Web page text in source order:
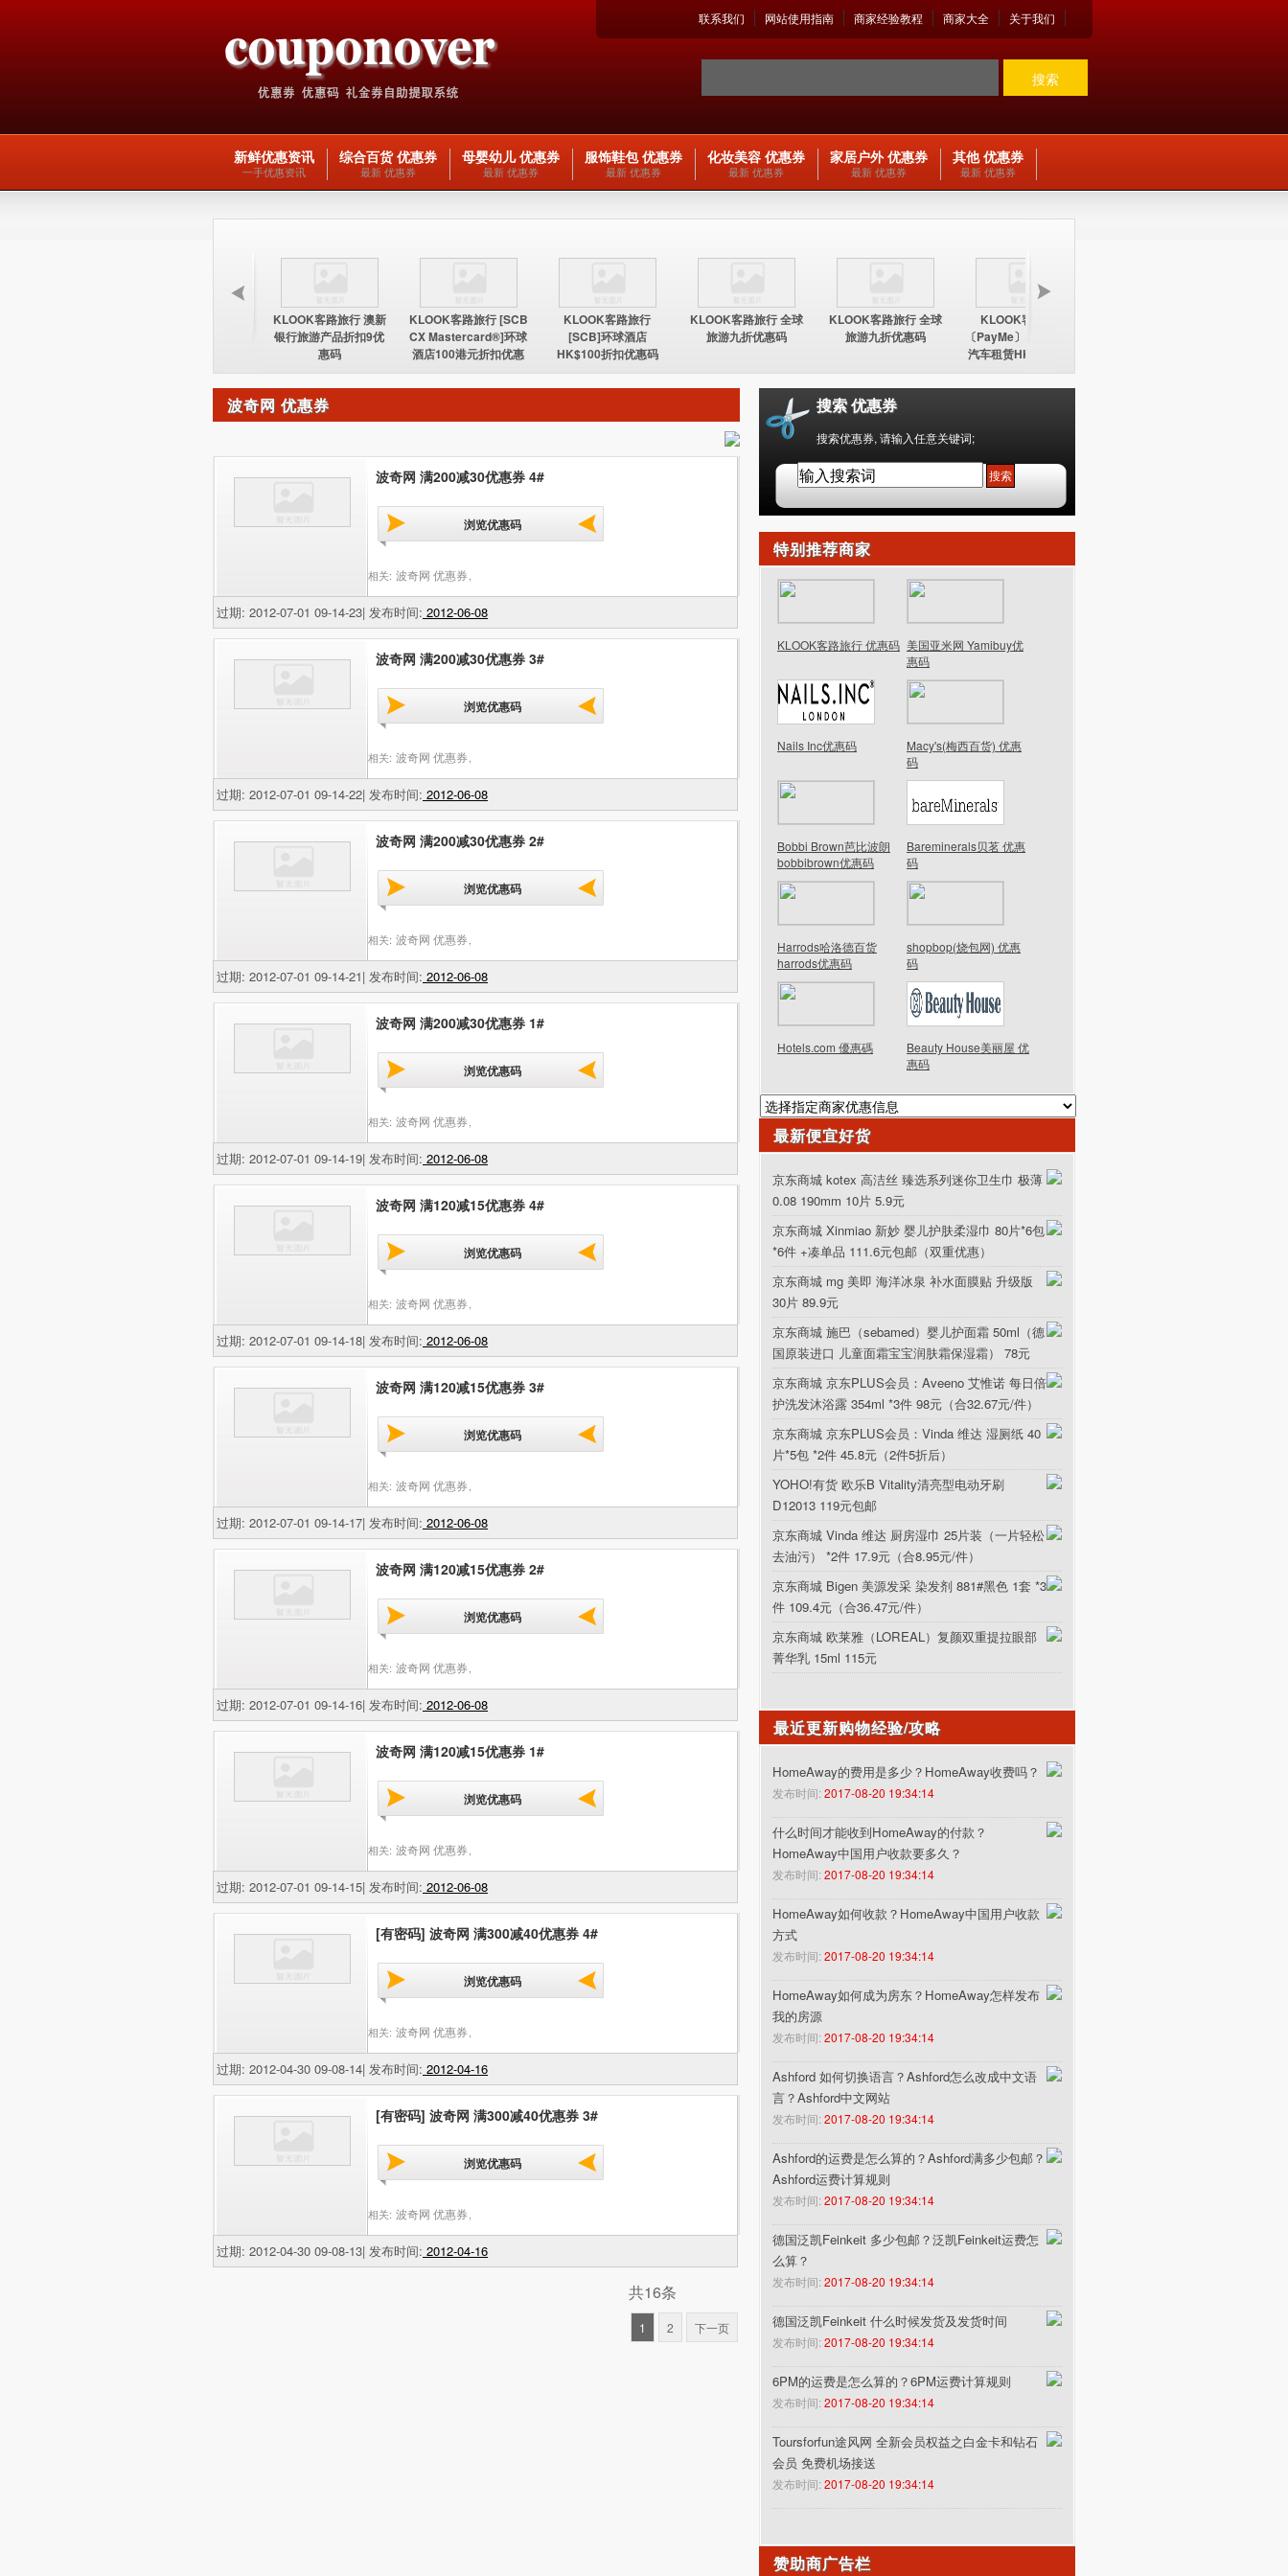
关于我们
商家大全
商家经验教程
网站使用指南
联系我们
搜索
新鲜优惠资讯
一手优惠资讯
综合百货 优惠券
最新 优惠券
母婴幼儿 优惠券
最新 优惠券
服饰鞋包 优惠券
最新 优惠券
化妆美容 优惠券
最新 优惠券
家居户外 优惠券
最新 优惠券
其他 优惠券
最新 优惠券
KLOOK客路旅行 澳新
银行旅游产品折扣9优
惠码
KLOOK客路旅行 [SCB
CX Mastercard®]环球
酒店100港元折扣优惠
码
KLOOK客路旅行
[SCB]环球酒店
HK$100折扣优惠码
KLOOK客路旅行 全球
旅游九折优惠码
KLOOK客路旅行 全球
旅游九折优惠码
KLOOK客路旅行
〔PayMe〕环球酒店及
汽车租赁HK$100折扣
优惠码
波奇网 优惠券
波奇网 满200减30优惠券 4#
浏览优惠码
相关: 波奇网 优惠券
过期: 2012-07-01 09-14-23| 发布时间: 2012-06-08
波奇网 满200减30优惠券 3#
浏览优惠码
相关: 波奇网 优惠券
过期: 2012-07-01 09-14-22| 发布时间: 2012-06-08
波奇网 满200减30优惠券 2#
浏览优惠码
相关: 波奇网 优惠券
过期: 2012-07-01 09-14-21| 发布时间: 2012-06-08
波奇网 满200减30优惠券 1#
浏览优惠码
相关: 波奇网 优惠券
过期: 2012-07-01 09-14-19| 发布时间: 2012-06-08
波奇网 满120减15优惠券 4#
浏览优惠码
相关: 波奇网 优惠券
过期: 2012-07-01 09-14-18| 发布时间: 2012-06-08
波奇网 满120减15优惠券 3#
浏览优惠码
相关: 波奇网 优惠券
过期: 2012-07-01 09-14-17| 发布时间: 2012-06-08
波奇网 满120减15优惠券 2#
浏览优惠码
相关: 波奇网 优惠券
过期: 2012-07-01 09-14-16| 发布时间: 2012-06-08
波奇网 满120减15优惠券 1#
浏览优惠码
相关: 波奇网 优惠券
过期: 2012-07-01 09-14-15| 发布时间: 2012-06-08
[有密码] 波奇网 满300减40优惠券 4#
浏览优惠码
相关: 波奇网 优惠券
过期: 2012-04-30 09-08-14| 发布时间: 2012-04-16
[有密码] 波奇网 满300减40优惠券 3#
浏览优惠码
相关: 波奇网 优惠券
过期: 2012-04-30 09-08-13| 发布时间: 2012-04-16
共16条
1 2 下一页
搜索 优惠券
搜索优惠券, 请输入任意关键词;
特别推荐商家
KLOOK客路旅行 优惠码 美国亚米网 Yamibuy优
惠码
Nails Inc优惠码
Macy's(梅西百货) 优惠
码
Bobbi Brown芭比波朗
bobbibrown优惠码
Bareminerals贝茗 优惠
码
Harrods哈洛德百货
harrods优惠码
shopbop(烧包网) 优惠
码
Hotels.com 優惠碼
Beauty House美丽屋 优
惠码
最新便宜好货
京东商城 kotex 高洁丝 臻选系列迷你卫生巾 极薄
0.08 190mm 10片 5.9元
京东商城 Xinmiao 新妙 婴儿护肤柔湿巾 80片*6包
*6件 +凑单品 111.6元包邮（双重优惠）
京东商城 mg 美即 海洋冰泉 补水面膜贴 升级版
30片 89.9元
京东商城 施巴（sebamed）婴儿护面霜 50ml（德
国原装进口 儿童面霜宝宝润肤霜保湿霜） 78元
京东商城 京东PLUS会员：Aveeno 艾惟诺 每日倍
护洗发沐浴露 354ml *3件 98元（合32.67元/件）
京东商城 京东PLUS会员：Vinda 维达 湿厕纸 40
片*5包 *2件 45.8元（2件5折后）
YOHO!有货 欧乐B Vitality清亮型电动牙刷
D12013 119元包邮
京东商城 Vinda 维达 厨房湿巾 25片装（一片轻松
去油污） *2件 17.9元（合8.95元/件）
京东商城 Bigen 美源发采 染发剂 881#黑色 1套 *3
件 109.4元（合36.47元/件）
京东商城 欧莱雅（LOREAL）复颜双重提拉眼部
菁华乳 15ml 115元
最近更新购物经验/攻略
HomeAway的费用是多少？HomeAway收费吗？
发布时间: 2017-08-20 19:34:14
什么时间才能收到HomeAway的付款？
HomeAway中国用户收款要多久？
发布时间: 2017-08-20 19:34:14
HomeAway如何收款？HomeAway中国用户收款
方式
发布时间: 2017-08-20 19:34:14
HomeAway如何成为房东？HomeAway怎样发布
我的房源
发布时间: 2017-08-20 19:34:14
Ashford 如何切换语言？Ashford怎么改成中文语
言？Ashford中文网站
发布时间: 2017-08-20 19:34:14
Ashford的运费是怎么算的？Ashford满多少包邮？
Ashford运费计算规则
发布时间: 2017-08-20 19:34:14
德国泛凯Feinkeit 多少包邮？泛凯Feinkeit运费怎
么算？
发布时间: 2017-08-20 19:34:14
德国泛凯Feinkeit 什么时候发货及发货时间
发布时间: 2017-08-20 19:34:14
6PM的运费是怎么算的？6PM运费计算规则
发布时间: 2017-08-20 19:34:14
Toursforfun途风网 全新会员权益之白金卡和钻石
会员 免费机场接送
发布时间: 2017-08-20 19:34:14
赞助商广告栏